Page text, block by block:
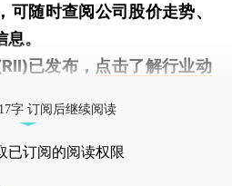
，可随时查阅公司股价走势、
。
已发布， 点击了解行业动
字 订阅后继续阅读
已订阅的阅读权限